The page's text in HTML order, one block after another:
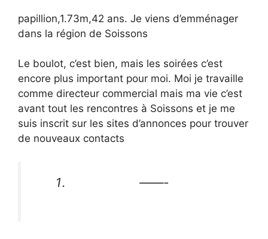
papillion,1.73m,42 ans. Je viens d’emménager
dans la région de Soissons
Le boulot, c’est bien, mais les soirées c’est
encore plus important pour moi. Moi je travaille
comme directeur commercial mais ma vie c’est
avant tout les rencontres à Soissons et je me
suis inscrit sur les sites d’annonces pour trouver
de nouveaux contacts
——-